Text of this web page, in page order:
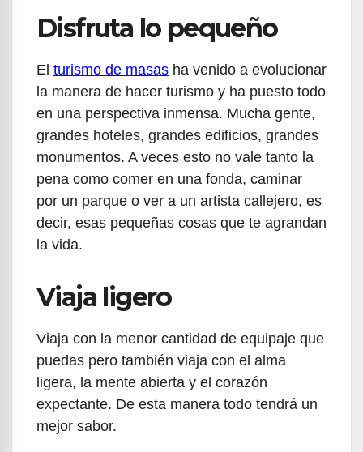
Disfruta lo pequeño
El turismo de masas ha venido a evolucionar
la manera de hacer turismo y ha puesto todo
en una perspectiva inmensa. Mucha gente,
grandes hoteles, grandes edificios, grandes
monumentos. A veces esto no vale tanto la
pena como comer en una fonda, caminar
por un parque o ver a un artista callejero, es
decir, esas pequeñas cosas que te agrandan
la vida.
Viaja ligero
Viaja con la menor cantidad de equipaje que
puedas pero también viaja con el alma
ligera, la mente abierta y el corazón
expectante. De esta manera todo tendrá un
mejor sabor.